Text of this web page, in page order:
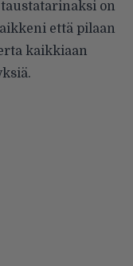
on
että pilaan
kaikkiaan